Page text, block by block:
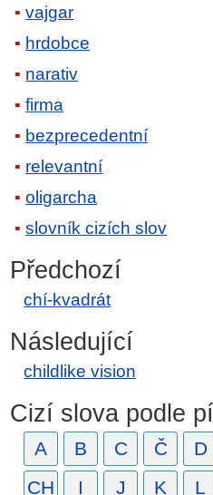
vajgar
hrdobce
narativ
firma
bezprecedentní
relevantní
oligarcha
slovník cizích slov
Předchozí
chí-kvadrát
Následující
childlike vision
Cizí slova podle
A B C Č D
CH
I J K L